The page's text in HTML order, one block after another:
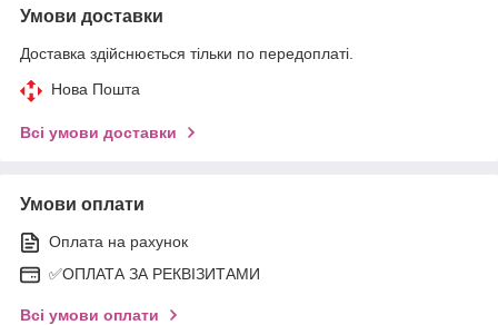
Умови доставки
Доставка здійснюється тільки по передоплаті.
Нова Пошта
Всі умови доставки
Умови оплати
Оплата на рахунок
✅ОПЛАТА ЗА РЕКВІЗИТАМИ
Всі умови оплати